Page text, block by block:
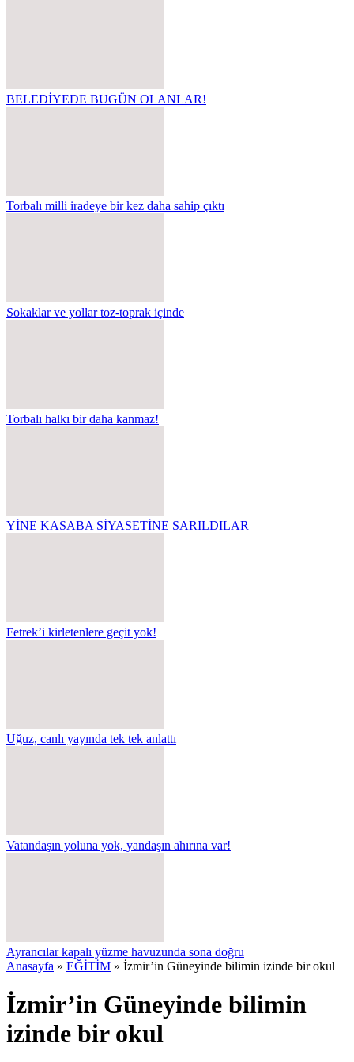
BELEDİYEDE BUGÜN OLANLAR!
Torbalı milli iradeye bir kez daha sahip çıktı
Sokaklar ve yollar toz-toprak içinde
Torbalı halkı bir daha kanmaz!
YİNE KASABA SİYASETİNE SARILDILAR
Fetrek’i kirletenlere geçit yok!
Uğuz, canlı yayında tek tek anlattı
Vatandaşın yoluna yok, yandaşın ahırına var!
Ayrancılar kapalı yüzme havuzunda sona doğru
Anasayfa » EĞİTİM » İzmir’in Güneyinde bilimin izinde bir okul
İzmir’in Güneyinde bilimin
izinde bir okul